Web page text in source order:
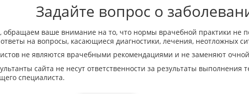
Задайте вопрос о
обращаем ваше внимание на то, что нормы врачебной практики не
на вопросы, касающиеся диагностики, лечения, неотложных
не являются врачебными рекомендациями и не заменяют
сайта не несут ответственности за результаты
специалиста.